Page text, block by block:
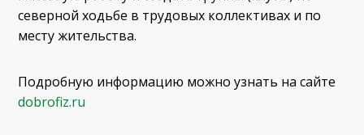
северной ходьбе в трудовых коллективах и по
месту жительства.
Подробную информацию можно узнать на сайте
dobrofiz.ru